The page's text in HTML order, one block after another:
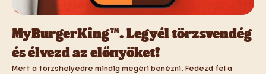
MyBurgerKing™. Legyél törzsvendég
és élvezd az előnyöket!
Mert a törzshelyedre mindig megéri benézni. Fedezd fel a